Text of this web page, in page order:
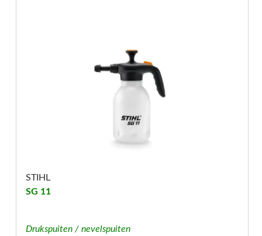
STIHL
SG 11
Drukspuiten / nevelspuiten